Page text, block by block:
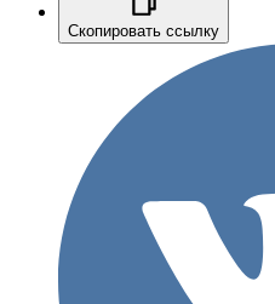
Скопировать ссылку